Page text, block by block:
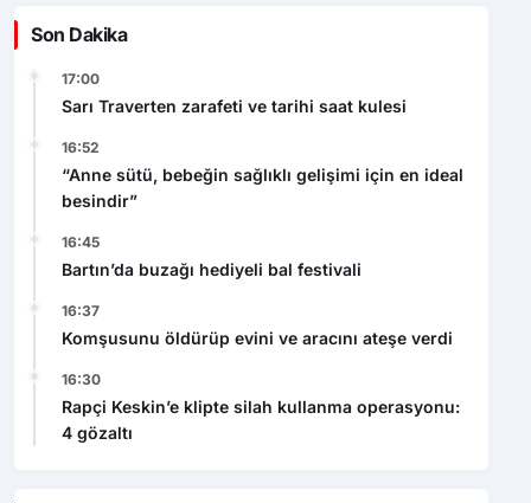
Son Dakika
17:00
Sarı Traverten zarafeti ve tarihi saat kulesi
16:52
“Anne sütü, bebeğin sağlıklı gelişimi için en ideal
besindir”
16:45
Bartın’da buzağı hediyeli bal festivali
16:37
Komşusunu öldürüp evini ve aracını ateşe verdi
16:30
Rapçi Keskin’e klipte silah kullanma operasyonu:
4 gözaltı